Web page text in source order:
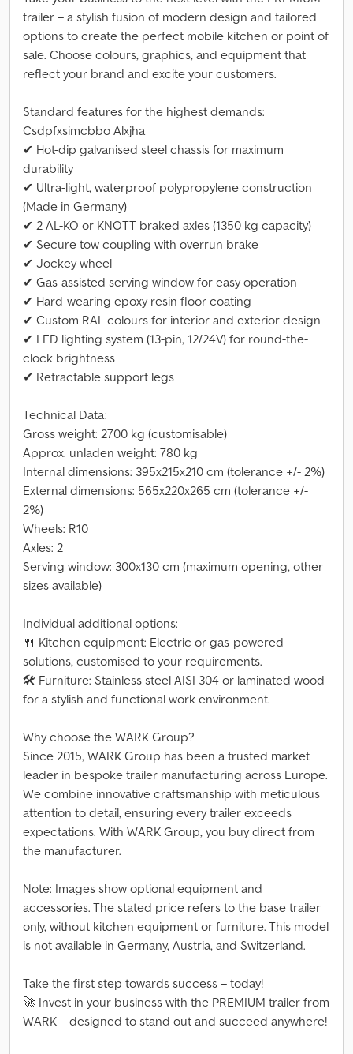
trailer – a stylish fusion of modern design and tailored
options to create the perfect mobile kitchen or point of
sale. Choose colours, graphics, and equipment that
reflect your brand and excite your customers.
Standard features for the highest demands:
Csdpfxsimcbbo Alxjha
✔ Hot-dip galvanised steel chassis for maximum
durability
✔ Ultra-light, waterproof polypropylene construction
(Made in Germany)
✔ 2 AL-KO or KNOTT braked axles (1350 kg capacity)
✔ Secure tow coupling with overrun brake
✔ Jockey wheel
✔ Gas-assisted serving window for easy operation
✔ Hard-wearing epoxy resin floor coating
✔ Custom RAL colours for interior and exterior design
✔ LED lighting system (13-pin, 12/24V) for round-the-
clock brightness
✔ Retractable support legs
Technical Data:
Gross weight: 2700 kg (customisable)
Approx. unladen weight: 780 kg
Internal dimensions: 395x215x210 cm (tolerance +/- 2%)
External dimensions: 565x220x265 cm (tolerance +/-
2%)
Wheels: R10
Axles: 2
Serving window: 300x130 cm (maximum opening, other
sizes available)
Individual additional options:
🍴 Kitchen equipment: Electric or gas-powered
solutions, customised to your requirements.
🛠 Furniture: Stainless steel AISI 304 or laminated wood
for a stylish and functional work environment.
Why choose the WARK Group?
Since 2015, WARK Group has been a trusted market
leader in bespoke trailer manufacturing across Europe.
We combine innovative craftsmanship with meticulous
attention to detail, ensuring every trailer exceeds
expectations. With WARK Group, you buy direct from
the manufacturer.
Note: Images show optional equipment and
accessories. The stated price refers to the base trailer
only, without kitchen equipment or furniture. This model
is not available in Germany, Austria, and Switzerland.
Take the first step towards success – today!
🚀 Invest in your business with the PREMIUM trailer from
WARK – designed to stand out and succeed anywhere!